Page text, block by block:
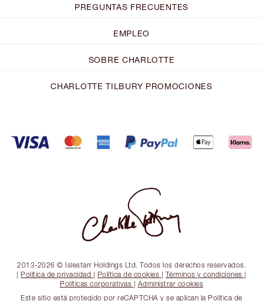
PREGUNTAS FRECUENTES
EMPLEO
SOBRE CHARLOTTE
CHARLOTTE TILBURY PROMOCIONES
2013-2026 © Islestarr Holdings Ltd. Todos los derechos reservados.
| Política de privacidad | Política de cookies | Términos y condiciones |
Políticas corporativas | Administrar cookies
Este sitio está protegido por reCAPTCHA y se aplican la Política de